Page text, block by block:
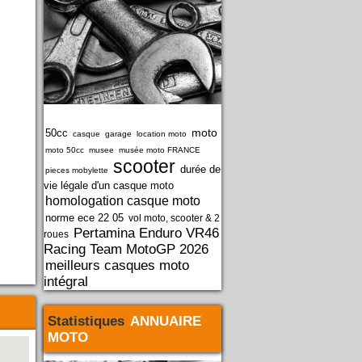
50cc casque garage location moto moto
moto 50cc musee musée moto FRANCE
pieces mobylette scooter durée de
vie légale d'un casque moto
homologation casque moto
norme ece 22 05 vol moto, scooter & 2
roues Pertamina Enduro VR46
Racing Team MotoGP 2026
meilleurs casques moto
intégral
Statistiques ANNUAIRE
MOTO